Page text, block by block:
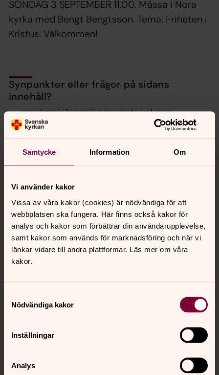
Samtycke Information Om
Vi använder kakor
Vissa av våra kakor (cookies) är nödvändiga för att
webbplatsen ska fungera. Här finns också kakor för
analys och kakor som förbättrar din användarupplevelse,
samt kakor som används för marknadsföring och när vi
länkar vidare till andra plattformar. Läs mer om våra
kakor.
Nödvändiga kakor
Inställningar
Analys
SÖNDAG 3 SEPTEMBER 11.00. Mässa i Nora
kyrka med Bengt Bengtsson. Tema: Friheten i
Kristus. Välkommen!
Synpunkter eller frågor på sidans
innehåll?
nora.tarnsjo.forsamling@svenskakyrkan.se
Dela
Tillbaka till toppen
Tillbaka till innehållet
Kontakt
Kalender
Hitta snabbt